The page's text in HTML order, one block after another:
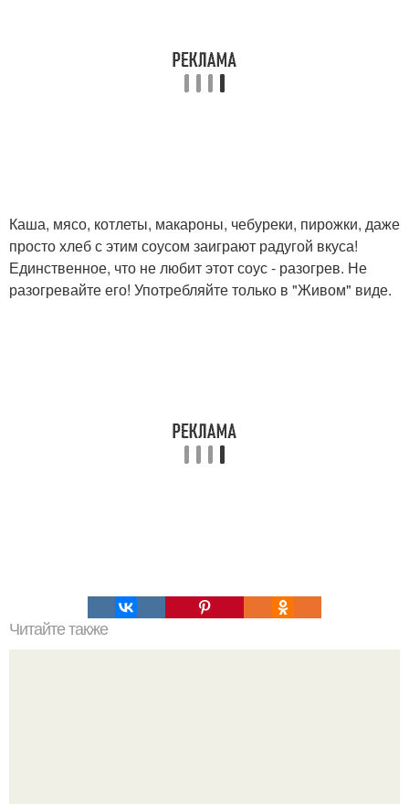
Каша, мясо, котлеты, макароны, чебуреки, пирожки, даже
просто хлеб с этим соусом заиграют радугой вкуса!
Единственное, что не любит этот соус - разогрев. Не
разогревайте его! Употребляйте только в "Живом" виде.
Читайте также